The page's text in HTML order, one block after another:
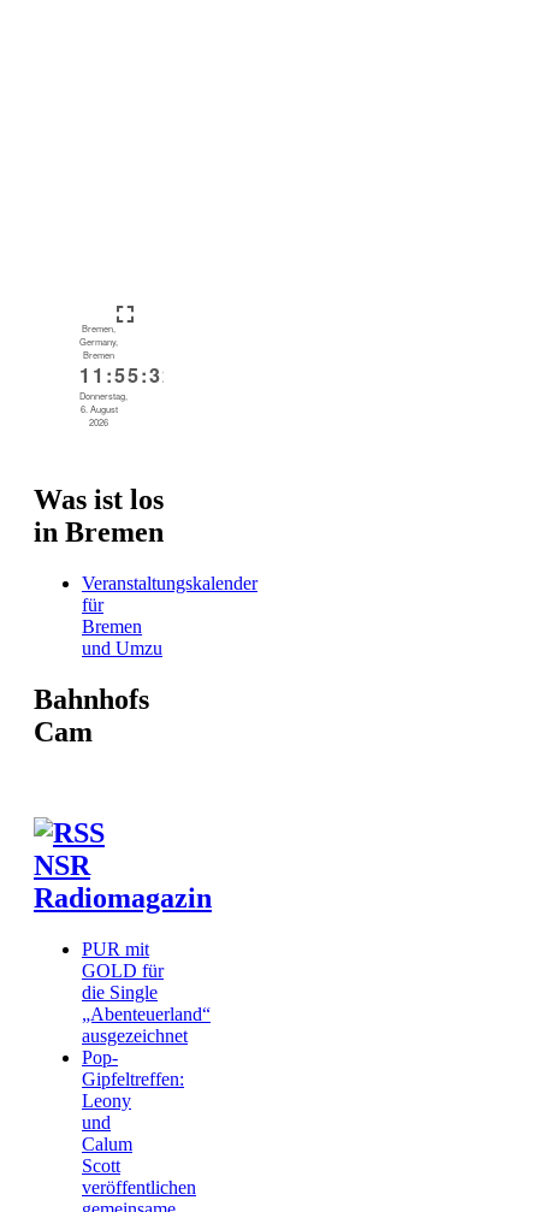
Was ist los
in Bremen
Veranstaltungskalender
für
Bremen
und Umzu
Bahnhofs
Cam
NSR
Radiomagazin
PUR mit
GOLD für
die Single
„Abenteuerland“
ausgezeichnet
Pop-
Gipfeltreffen:
Leony
und
Calum
Scott
veröffentlichen